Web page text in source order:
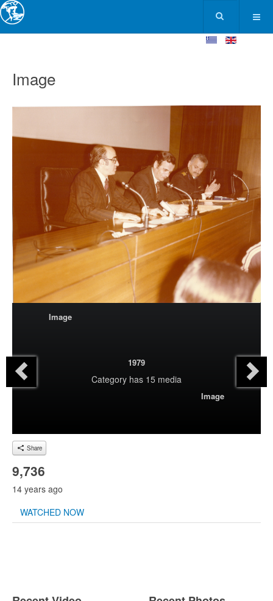
Image
Image
1979
Category has 15 media
Image
Share
9,736
14 years ago
WATCHED NOW